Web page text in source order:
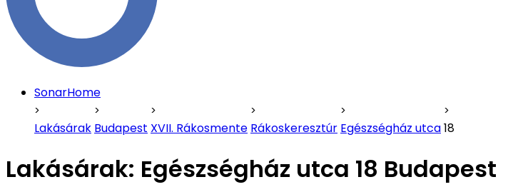
SonarHome
Lakásárak Budapest XVII. Rákosmente Rákoskeresztúr Egészségház utca18
Lakásárak: Egészségház utca 18 Budapest